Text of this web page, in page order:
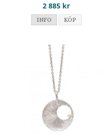
2 885 kr
INFO KÖP